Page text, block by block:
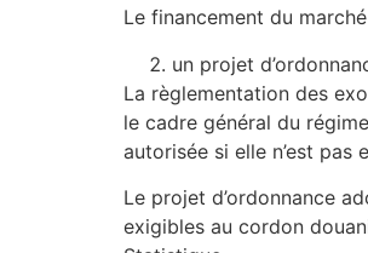
Le financement du
un projet
La règlementation des
le cadre général du
autorisée si elle n’est pas
Le projet d’ordonnance
exigibles au cordon